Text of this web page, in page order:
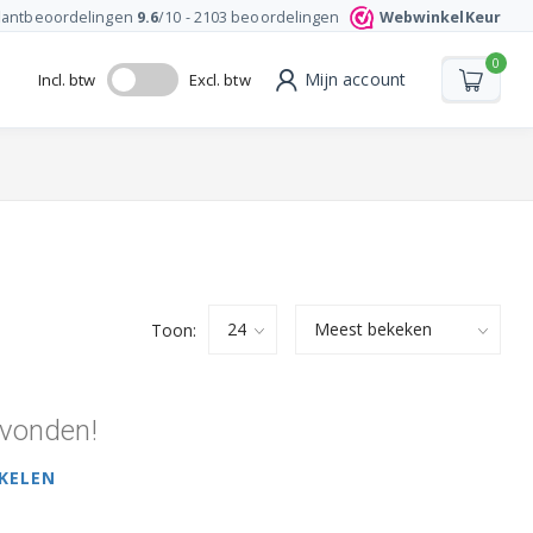
9.6/10 -2103 beoordelingen WebwinkelKeur
Incl. btw Excl. btw Mijn account
0
Toon: